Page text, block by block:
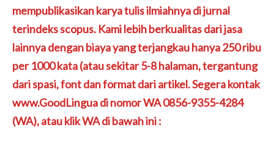
mempublikasikan karya tulis ilmiahnya di jurnal
terindeks scopus. Kami lebih berkualitas dari jasa
lainnya dengan biaya yang terjangkau hanya 250 ribu
per 1000 kata (atau sekitar 5-8 halaman, tergantung
dari spasi, font dan format dari artikel. Segera kontak
www.GoodLingua di nomor WA 0856-9355-4284
(WA), atau klik WA di bawah ini :